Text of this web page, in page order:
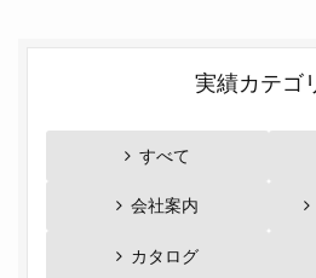
実績カテゴ
すべて
会社案内
カタログ